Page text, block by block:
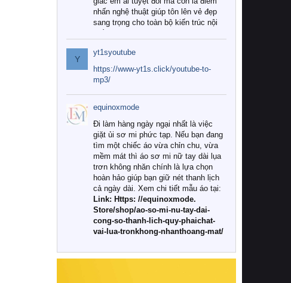
nhấn nghệ thuật giúp tôn lên vẻ đẹp
sang trọng cho toàn bộ kiến trúc nội
Tuy nhiên, giữa thị trường đa dạng
với vô vàn thương hiệu và mẫu mã
như hiện nay, làm thế nào để chọn
được những bộ chăn ga gối đệm cao
cấp thực sự chất lượng, phù hợp với
khí hậu và nhu cầu sử dụng của gia
đình? Hãy cùng chúng tôi đi tìm lời
giải đáp chi tiết qua bài viết dưới đây.
1. Tại sao các gia đình hiện đại lại ưa
chuộng chăn ga gối đệm cao cấp?
Khác với các dòng sản phẩm thông
thường, những bộ chăn ga gối đệm
cao cấp trải qua quy trình sản xuất
nghiêm ngặt từ khâu chọn lọc nguyên
liệu tự nhiên đến công nghệ dệt
nhuộm hiện đại không chứa hóa chất
này, bạn sẽ cảm nhận rõ rệt sự khác
Y
yt1syoutube
https://www-yt1s.click/youtube-to-
mp3/
equinoxmode
Đi làm hàng ngày ngại nhất là việc
giặt ủi sơ mi phức tạp. Nếu bạn đang
tìm một chiếc áo vừa chỉn chu, vừa
mềm mát thì áo sơ mi nữ tay dài lụa
trơn không nhăn chính là lựa chọn
hoàn hảo giúp bạn giữ nét thanh lịch
cả ngày dài. Xem chi tiết mẫu áo tại:
Link: Https: //equinoxmode.
Store/shop/ao-so-mi-nu-tay-dai-
cong-so-thanh-lich-quy-phaichat-
vai-lua-tronkhong-nhanthoang-mat/